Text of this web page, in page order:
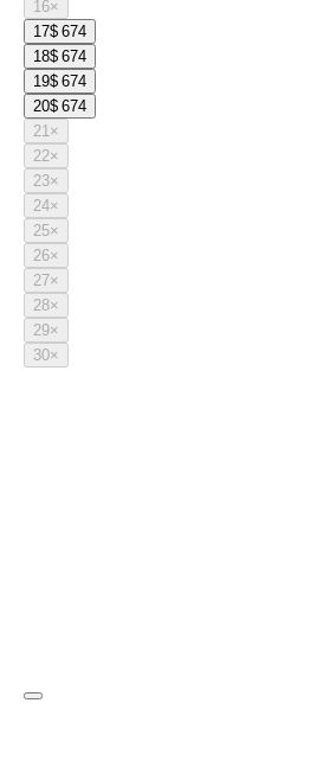
16×
17$ 674
18$ 674
19$ 674
20$ 674
21×
22×
23×
24×
25×
26×
27×
28×
29×
30×